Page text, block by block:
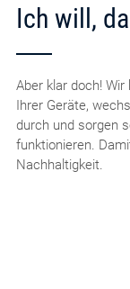
Ich will,
Aber klar doch!
Ihrer Geräte,
durch und sorgen
funktionieren.
Nachhaltigkeit.